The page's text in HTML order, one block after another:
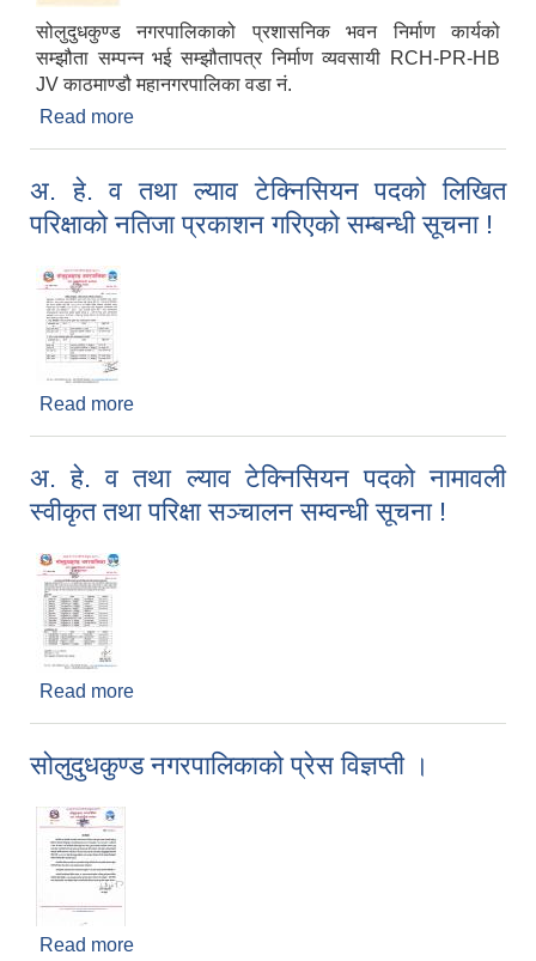
सोलुदुधकुण्ड नगरपालिकाको प्रशासनिक भवन निर्माण कार्यको
सम्झौता सम्पन्न भई सम्झौतापत्र निर्माण व्यवसायी RCH-PR-HB
JV काठमाण्डौ महानगरपालिका वडा नं.
Read more
वडा नं. ३२ लाई हस्तान्तरण गरिएको छ ।
अ. हे. व तथा ल्याव टेक्निसियन पदको लिखित
परिक्षाको नतिजा प्रकाशन गरिएको सम्बन्धी सूचना !
Read more
अ. हे. व तथा ल्याव टेक्निसियन पदको नामावली
स्वीकृत तथा परिक्षा सञ्चालन सम्वन्धी सूचना !
Read more
सोलुदुधकुण्ड नगरपालिकाको प्रेस विज्ञप्ती ।
Read more